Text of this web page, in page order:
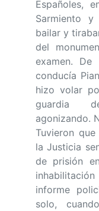
Españoles,
Sarmiento
bailar y
del
examen.
conducía
hizo volar
guardia
agonizando.
Tuvieron
la Justicia
de prisión
informe
solo,